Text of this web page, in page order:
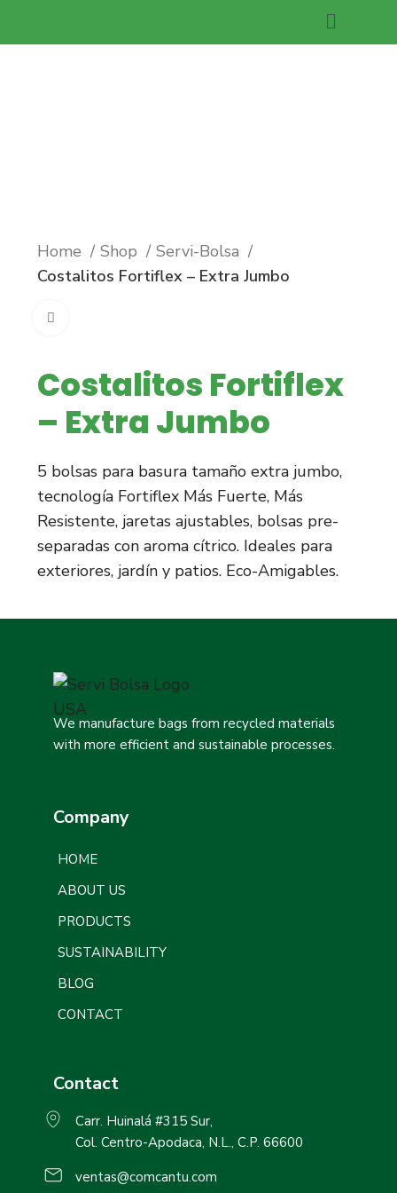
Home Shop
Servi-Bolsa
Costalitos Fortiflex – Extra Jumbo
Costalitos Fortiflex
– Extra Jumbo
5 bolsas para basura tamaño extra jumbo,
tecnología Fortiflex Más Fuerte, Más
Resistente, jaretas ajustables, bolsas pre-
separadas con aroma cítrico. Ideales para
exteriores, jardín y patios. Eco-Amigables.
We manufacture bags from recycled materials
with more efficient and sustainable processes.
Company
HOME
ABOUT US
PRODUCTS
SUSTAINABILITY
BLOG
CONTACT
Contact
Carr. Huinalá #315 Sur,
Col. Centro-Apodaca, N.L., C.P. 66600
ventas@comcantu.com